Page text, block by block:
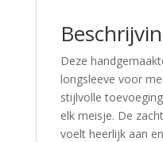
Deze
longsleeve voor
stijlvolle
elk meisje. De
voelt heerlijk aan